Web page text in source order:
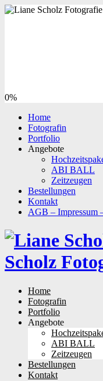
0%
Home
Fotografin
Portfolio
Angebote
ABI BALL
Zeitzeugen
Bestellungen
Kontakt
AGB – Impressum
Scholz
Skip
content
Home
Fotografin
Portfolio
Angebote
ABI BALL
Zeitzeugen
Bestellungen
Kontakt